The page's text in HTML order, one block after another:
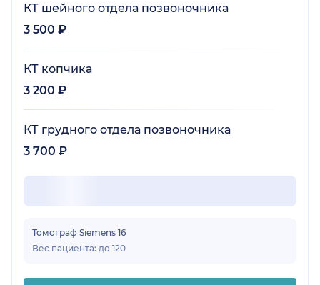
КТ шейного отдела позвоночника
3 500 ₽
КТ копчика
3 200 ₽
КТ грудного отдела позвоночника
3 700 ₽
Томограф Siemens 16
Вес пациента: до 120